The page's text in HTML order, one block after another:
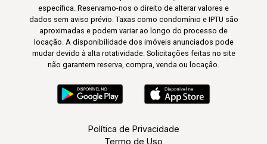
específica. Reservamo-nos o direito de alterar valores e
dados sem aviso prévio. Taxas como condomínio e IPTU são
aproximadas e podem variar ao longo do processo de
locação. A disponibilidade dos imóveis anunciados pode
mudar devido à alta rotatividade. Solicitações feitas no site
não garantem reserva, compra, venda ou locação.
Política de Privacidade
Termo de Uso